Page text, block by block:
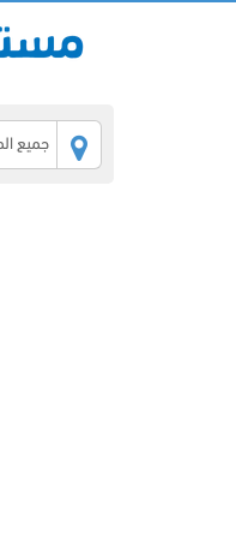
جميع